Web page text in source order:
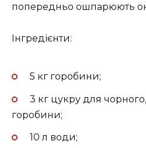
попередньо ошпарюють
Інгредієнти:
5 кг горобини;
3 кг цукру для
горобини;
10 л води;